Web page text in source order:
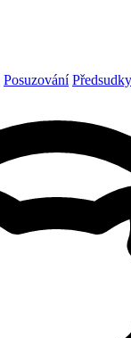
Posuzování Předsudky